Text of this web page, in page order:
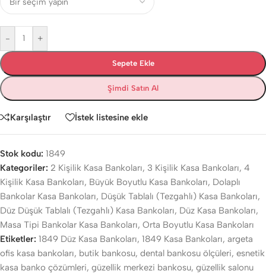
- +
Sepete Ekle
Şimdi Satın Al
Karşılaştır İstek listesine ekle
Stok kodu: 1849
Kategoriler: 2 Kişilik Kasa Bankoları, 3 Kişilik Kasa Bankoları, 4
Kişilik Kasa Bankoları, Büyük Boyutlu Kasa Bankoları, Dolaplı
Bankolar Kasa Bankoları, Düşük Tablalı (Tezgahlı) Kasa Bankoları,
Düz Düşük Tablalı (Tezgahlı) Kasa Bankoları, Düz Kasa Bankoları,
Masa Tipi Bankolar Kasa Bankoları, Orta Boyutlu Kasa Bankoları
Etiketler: 1849 Düz Kasa Bankoları, 1849 Kasa Bankoları, argeta
ofis kasa bankoları, butik bankosu, dental bankosu ölçüleri, esnetik
kasa banko çözümleri, güzellik merkezi bankosu, güzellik salonu